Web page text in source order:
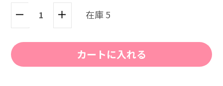
在庫 5
カートに入れる